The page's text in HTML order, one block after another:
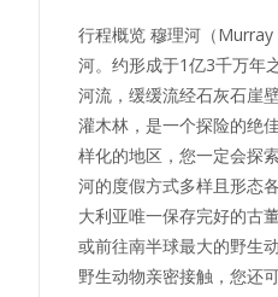
行程概览 穆理河（
河。约形成于1亿3千万年
河流，缓缓流经石灰石崖
灌木林，是一个探险的绝
样化的地区，您一定会探
河的度假方式多样且形态
大利亚唯一保存完好的古
或前往南半球最大的野生
野生动物亲密接触，您还